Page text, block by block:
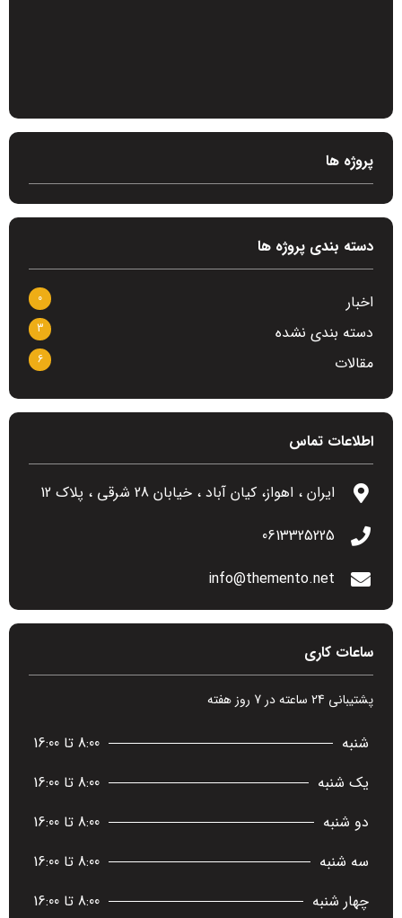
پروژه ها
دسته بندی پروژه ها
اخبار 0
دسته بندی نشده 3
مقالات 6
اطلاعات تماس
ایران ، اهواز، کیان آباد ، خیابان 28 شرقی ، پلاک 12
0613325225
info@themento.net
ساعات کاری
پشتیبانی 24 ساعته در 7 روز هفته
شنبه
8:00 تا 16:00
یک شنبه
8:00 تا 16:00
دو شنبه
8:00 تا 16:00
سه شنبه
8:00 تا 16:00
چهار شنبه
8:00 تا 16:00